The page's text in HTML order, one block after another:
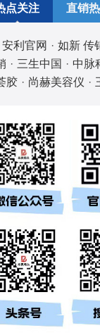
点关注 直销
安利官网 · 如新 传
· 三生中国 · 中脉
胶 · 尚赫美容仪 ·